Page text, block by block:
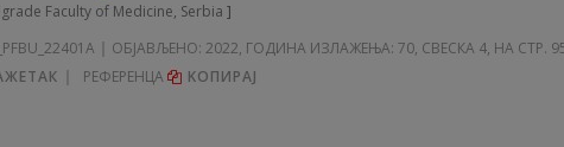
Faculty of Medicine, Serbia ]
ОБЈАВЉЕНО: 2022, ГОДИНА ИЗЛАЖЕЊА: 70, СВЕСКА 4, НА СТР.
РЕФЕРЕНЦА KОПИРАЈ